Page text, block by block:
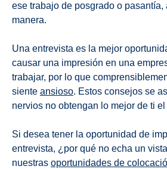
ese trabajo de posgrado o pasantía,
manera.
Una entrevista es la mejor
causar una impresión en una
trabajar, por lo que
siente ansioso. Estos consejos se
nervios no obtengan lo mejor de ti el
Si desea tener la oportunidad de
entrevista, ¿por qué no echa un
nuestras oportunidades de